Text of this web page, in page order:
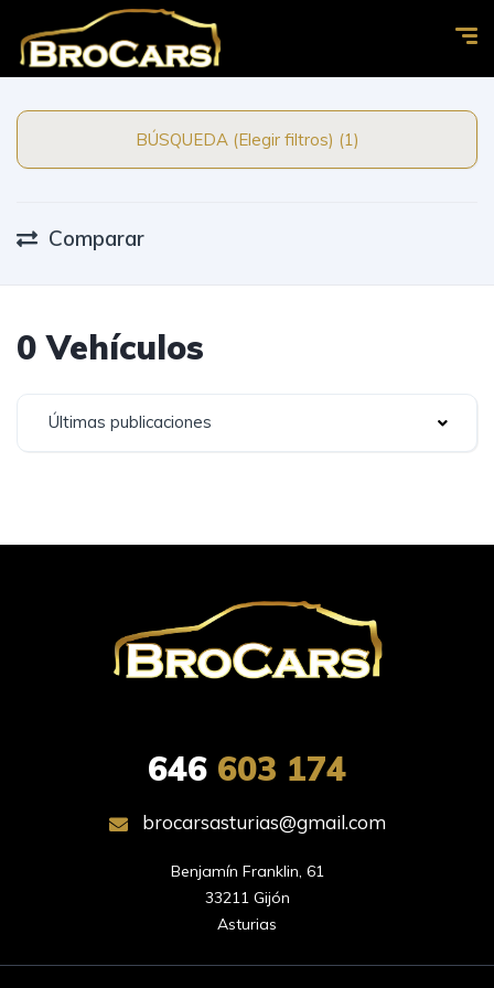
BÚSQUEDA (Elegir filtros) (1)
Comparar
0 Vehículos
Últimas publicaciones
646 603 174
brocarsasturias@gmail.com
Benjamín Franklin, 61
33211 Gijón
Asturias